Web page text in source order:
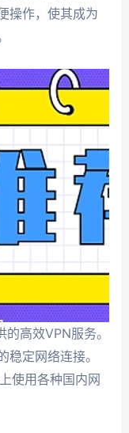
操作，使其成为
高效VPN服务。
定网络连接。
使用各种国内网